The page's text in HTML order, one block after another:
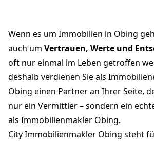
Wenn es um Immobilien in Obing
auch um Vertrauen, Werte und
oft nur einmal im Leben getroffen
deshalb verdienen Sie als
Obing einen Partner an Ihrer Seite,
nur ein Vermittler – sondern ein
als Immobilienmakler Obing.
City Immobilienmakler Obing steht